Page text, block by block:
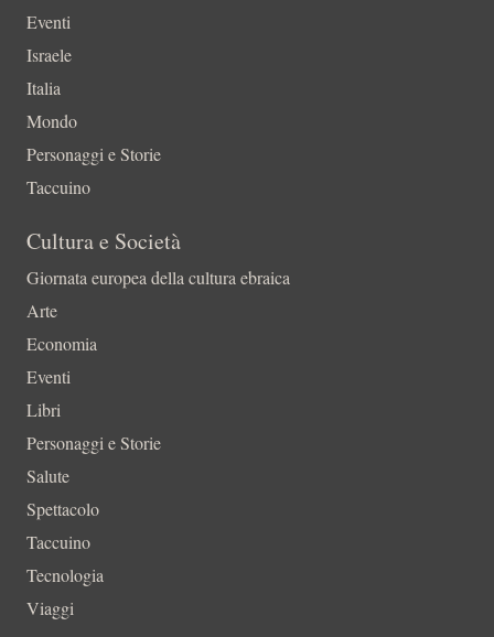
Eventi
Israele
Italia
Mondo
Personaggi e Storie
Taccuino
Cultura e Società
Giornata europea della cultura ebraica
Arte
Economia
Eventi
Libri
Personaggi e Storie
Salute
Spettacolo
Taccuino
Tecnologia
Viaggi